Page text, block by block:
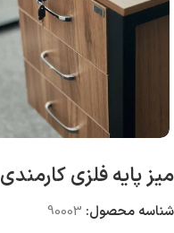
میز پایه فلزی کارمندی ۱۴۰ مدل mk24
شناسه محصول: 90003